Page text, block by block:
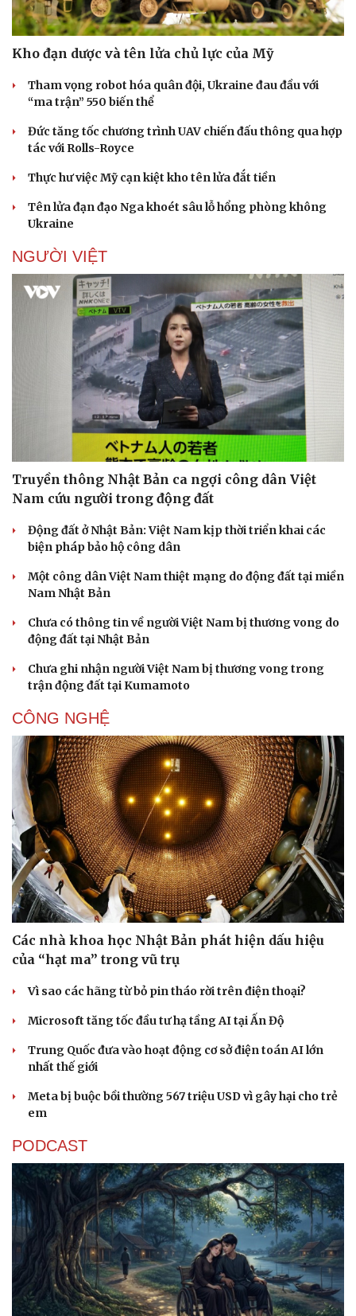
Doanh nghiệp
Doanh nghiệp 24h
Doanh nhân
Công nghệ
Tin Công nghệ
Dinh dưỡng - món ngon
Cây thuốc
Sản phụ khoa
Nhi khoa
Nam khoa
Làm đẹp - giảm cân
Phòng mạch online
Ăn sạch sống khỏe
Nhà đẹp
Blog
Tình yêu - Gia đình
Kho đạn dược và tên lửa chủ lực của Mỹ
Tham vọng robot hóa quân đội, Ukraine đau đầu với
“ma trận” 550 biến thể
Đức tăng tốc chương trình UAV chiến đấu thông qua hợp
tác với Rolls-Royce
Thực hư việc Mỹ cạn kiệt kho tên lửa đắt tiền
Tên lửa đạn đạo Nga khoét sâu lỗ hổng phòng không
Ukraine
NGƯỜI VIỆT
Truyền thông Nhật Bản ca ngợi công dân Việt
Nam cứu người trong động đất
Động đất ở Nhật Bản: Việt Nam kịp thời triển khai các
biện pháp bảo hộ công dân
Một công dân Việt Nam thiệt mạng do động đất tại miền
Nam Nhật Bản
Chưa có thông tin về người Việt Nam bị thương vong do
động đất tại Nhật Bản
Chưa ghi nhận người Việt Nam bị thương vong trong
trận động đất tại Kumamoto
CÔNG NGHỆ
Các nhà khoa học Nhật Bản phát hiện dấu hiệu
của “hạt ma” trong vũ trụ
Vì sao các hãng từ bỏ pin tháo rời trên điện thoại?
Microsoft tăng tốc đầu tư hạ tầng AI tại Ấn Độ
Trung Quốc đưa vào hoạt động cơ sở điện toán AI lớn
nhất thế giới
Meta bị buộc bồi thường 567 triệu USD vì gây hại cho trẻ
em
PODCAST